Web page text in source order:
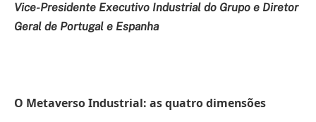
Vice-Presidente Executivo Industrial do Grupo e Diretor
Geral de Portugal e Espanha
O Metaverso Industrial: as quatro dimensões